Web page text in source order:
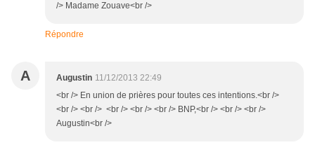
/> Madame Zouave<br />
Répondre
A Augustin 11/12/2013 22:49
<br /> En union de prières pour toutes ces intentions.<br />
<br /> <br /> <br /> <br /> <br /> BNP,<br /> <br /> <br />
Augustin<br />